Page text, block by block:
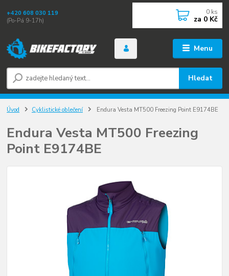
Menu
Hledat
+420 608 030 119
(Po-Pá 9-17h)
0 ks
za 0 Kč
Úvod Cyklistické oblečení Endura Vesta MT500 Freezing Point E9174BE
Endura Vesta MT500 Freezing
Point E9174BE